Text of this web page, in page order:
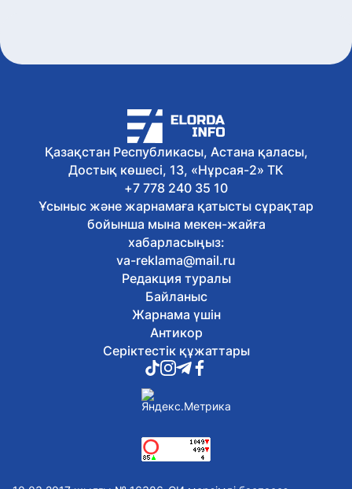
Бүгін, 12:14
Спорт комитеті «Астана» баскетбол
клубының қызметін тоқтату туралы
ақпаратқа қатысты түсініктеме берді
Бүгін, 12:08
Ұлттық музейде Абай күніне арналған
Бүгін, 11:47
Елордада спорт күніне орай
бұқаралық велошеру өтті
Бүгін, 11:03
Қазақстандық ЖОО-лар
талапкерлерге 2 мыңнан астам грант
ұсынады
Бүгін, 10:08
Швейцариядағы Grand Slam турниріне
қатысатын қазақстандық
дзюдошылар белгілі болды
Бүгін, 09:05
Елордада 2 автобустың қозғалыс
Бүгін, 08:04
Бүгін Астанада ауа райы қандай
болады
Қазақстан Республикасы, Астана қаласы,
Достық көшесі, 13, «Нұрсая-2» ТК
+7 778 240 35 10
Ұсыныс және жарнамаға қатысты сұрақтар
бойынша мына мекен-жайға
хабарласыңыз:
va-reklama@mail.ru
Редакция туралы
Байланыс
Жарнама үшін
Антикор
Серіктестік құжаттары